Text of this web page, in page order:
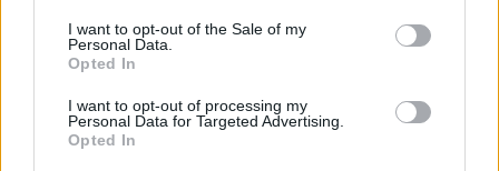
I want to opt-out of the Sale of my
Personal Data.
Opted In
I want to opt-out of processing my
Personal Data for Targeted Advertising.
Opted In
ochrona człowieka końca XIX wieku przed
złem. Niestety nie znajduje na to sposobu,
jest w stanie tylko zwiesić głowę. Osoba
mówiąca nie przedstawia swoim